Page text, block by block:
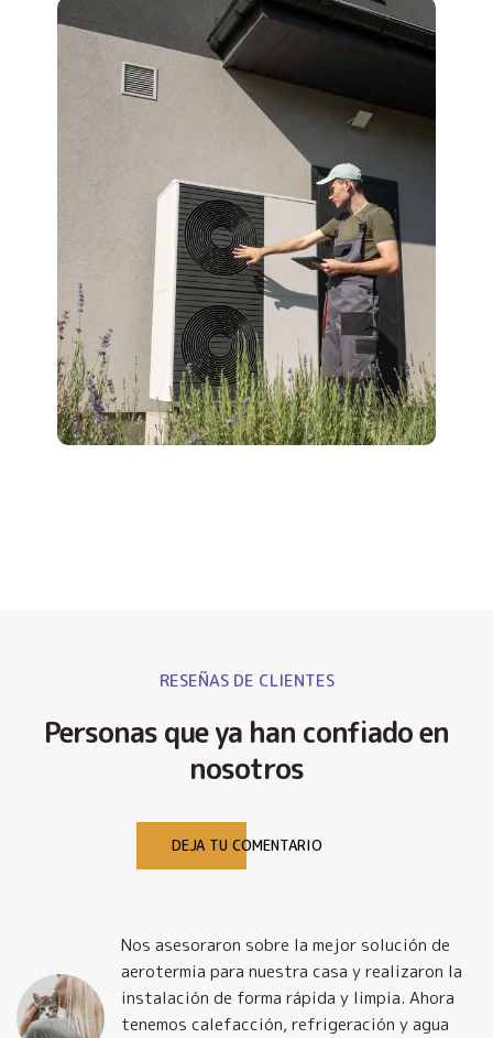
RESEÑAS DE CLIENTES
Personas que ya han confiado en
nosotros
DEJA TU COMENTARIO
Nos asesoraron sobre la mejor solución de
aerotermia para nuestra casa y realizaron la
instalación de forma rápida y limpia. Ahora
tenemos calefacción, refrigeración y agua